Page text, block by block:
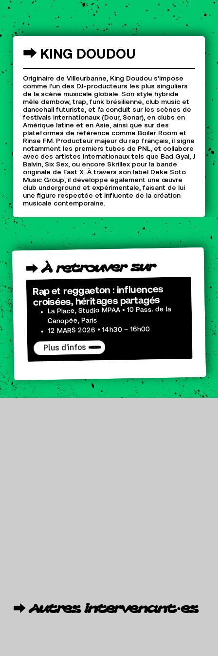
⮕ KING DOUDOU
Originaire de Villeurbanne, King Doudou s’impose
comme l’un des DJ-producteurs les plus singuliers
de la scène musicale globale. Son style hybride
mêle dembow, trap, funk brésilienne, club music et
dancehall futuriste, et l’a conduit sur les scènes de
festivals internationaux (Dour, Sonar), en clubs en
Amérique latine et en Asie, ainsi que sur des
plateformes de référence comme Boiler Room et
Rinse FM. Producteur majeur du rap français, il signe
notamment les premiers tubes de PNL, et collabore
avec des artistes internationaux tels que Bad Gyal, J
Balvin, Six Sex, ou encore Skrillex pour la bande
originale de Fast X. À travers son label Deke Soto
Music Group, il développe également une œuvre
club underground et expérimentale, faisant de lui
une figure respectée et influente de la création
musicale contemporaine.
⮕ À retrouver sur
Rap et reggaeton : influences
croisées, héritages partagés
La Place, Studio MPAA • 10 Pass. de la
Canopée, Paris
12 MARS 2026 • 14h30 – 16h00
Plus d'infos
⮕ Autres intervenant·es